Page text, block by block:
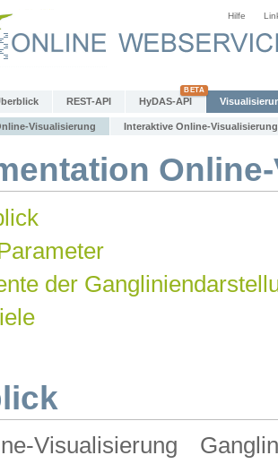
Hilfe
REST-API HyDAS-API
Visualisierung Interaktive Online-Visualisierung
der
Visualisierung